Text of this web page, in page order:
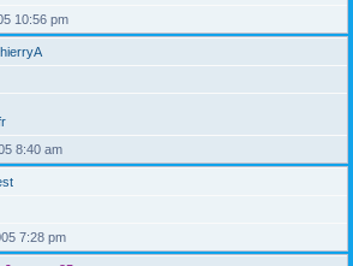
10:56 pm
8:40 am
7:28 pm